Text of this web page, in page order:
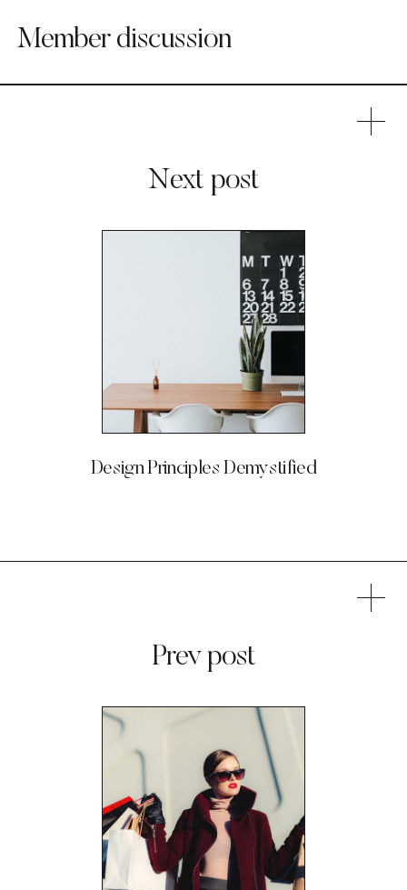
Member discussion
Prev post
Next post
Design Principles Demystified